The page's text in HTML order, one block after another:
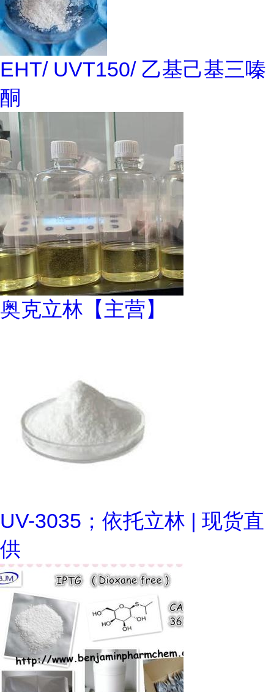
EHT/ UVT150/ 乙基己基三嗪
酮
奥克立林【主营】
UV-3035；依托立林 | 现货直
供